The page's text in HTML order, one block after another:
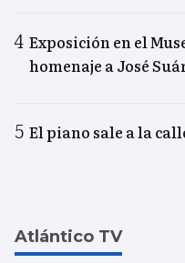
Exposición en el
homenaje a José
El piano sale a la
Atlántico TV